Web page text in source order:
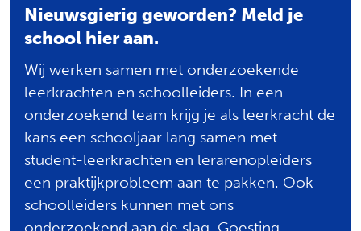
Nieuwsgierig geworden? Meld je
school hier aan.
Wij werken samen met onderzoekende
leerkrachten en schoolleiders. In een
onderzoekend team krijg je als leerkracht de
kans een schooljaar lang samen met
student-leerkrachten en lerarenopleiders
een praktijkprobleem aan te pakken. Ook
schoolleiders kunnen met ons